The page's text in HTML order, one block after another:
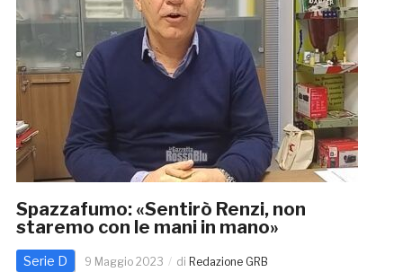
Spazzafumo: «Sentirò Renzi, non
staremo con le mani in mano»
Serie D 9 Maggio 2023 di Redazione GRB